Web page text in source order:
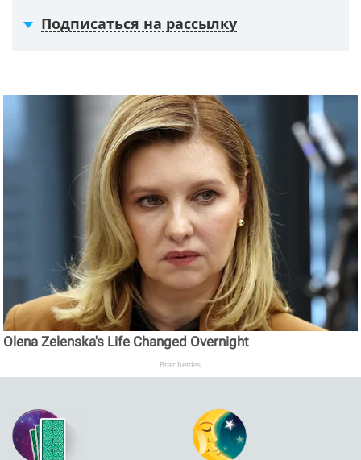
Подписаться на рассылку
Olena Zelenska's Life Changed Overnight
Brainberries